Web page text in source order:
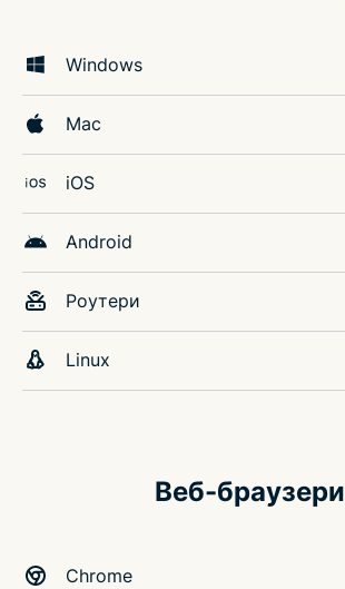
Windows
Mac
iOS
Android
Роутери
Linux
Веб-браузери
Chrome